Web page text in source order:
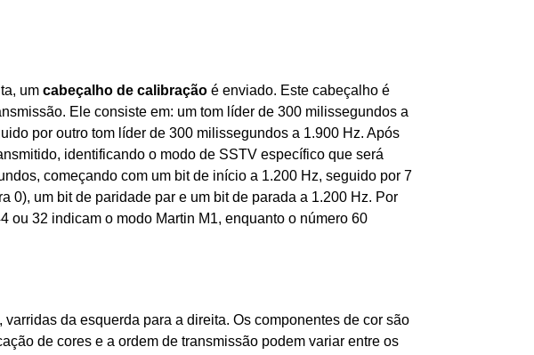
um cabeçalho de calibração é enviado. Este cabeçalho é
Ele consiste em: um tom líder de 300 milissegundos a
por outro tom líder de 300 milissegundos a 1.900 Hz. Após
identificando o modo de SSTV específico que será
começando com um bit de início a 1.200 Hz, seguido por 7
0), um bit de paridade par e um bit de parada a 1.200 Hz. Por
ou 32 indicam o modo Martin M1, enquanto o número 60
da esquerda para a direita. Os componentes de cor são
de cores e a ordem de transmissão podem variar entre os